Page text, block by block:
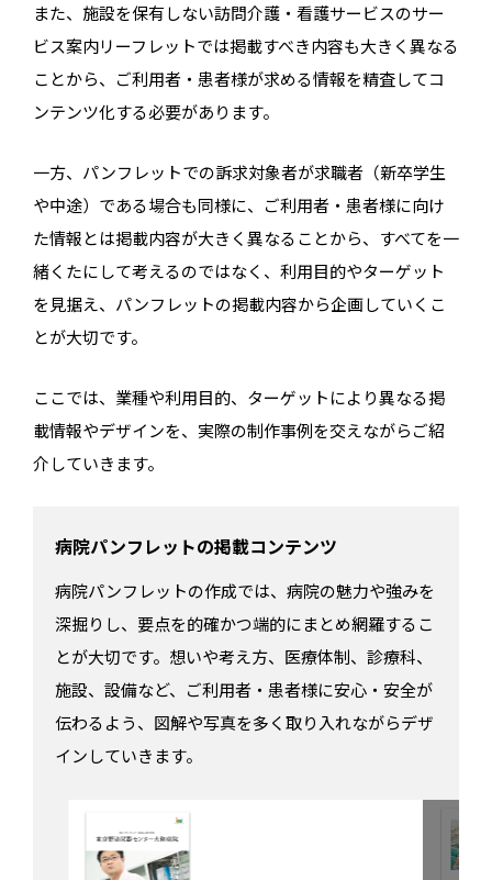
また、施設を保有しない訪問介護・看護サービスのサー
ビス案内リーフレットでは掲載すべき内容も大きく異なる
ことから、ご利用者・患者様が求める情報を精査してコ
ンテンツ化する必要があります。
一方、パンフレットでの訴求対象者が求職者（新卒学生
や中途）である場合も同様に、ご利用者・患者様に向け
た情報とは掲載内容が大きく異なることから、すべてを一
緒くたにして考えるのではなく、利用目的やターゲット
を見据え、パンフレットの掲載内容から企画していくこ
とが大切です。
ここでは、業種や利用目的、ターゲットにより異なる掲
載情報やデザインを、実際の制作事例を交えながらご紹
介していきます。
病院パンフレットの掲載コンテンツ
病院パンフレットの作成では、病院の魅力や強みを
深掘りし、要点を的確かつ端的にまとめ網羅するこ
とが大切です。想いや考え方、医療体制、診療科、
施設、設備など、ご利用者・患者様に安心・安全が
伝わるよう、図解や写真を多く取り入れながらデザ
インしていきます。